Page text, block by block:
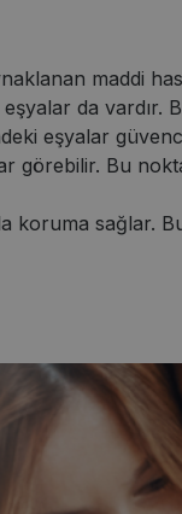
maddi
da vardır.
eşyalar
görebilir. Bu
koruma sağlar.